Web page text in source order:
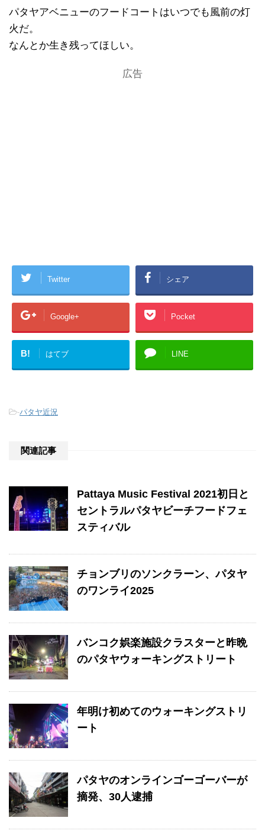
パタヤアベニューのフードコートはいつでも風前の灯
火だ。
なんとか生き残ってほしい。
広告
Twitter シェア
Google+ Pocket
B! はてブ LINE
-パタヤ近況
関連記事
Pattaya Music Festival 2021初日と
セントラルパタヤビーチフードフェ
スティバル
チョンブリのソンクラーン、パタヤ
のワンライ2025
バンコク娯楽施設クラスターと昨晩
のパタヤウォーキングストリート
年明け初めてのウォーキングストリ
ート
パタヤのオンラインゴーゴーバーが
摘発、30人逮捕